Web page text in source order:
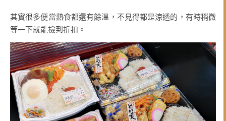
其實很多便當熱食都還有餘溫，不見得都是涼透的，有時稍微
等一下就能撿到折扣。